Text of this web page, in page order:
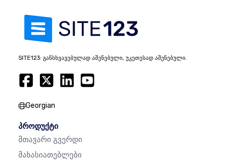
SITE123: განსხვავებულად აშენებული, უკეთესად აშენებული.
Georgian
პროდუქტი
Მთავარი Გვერდი
Მახასიათებლები